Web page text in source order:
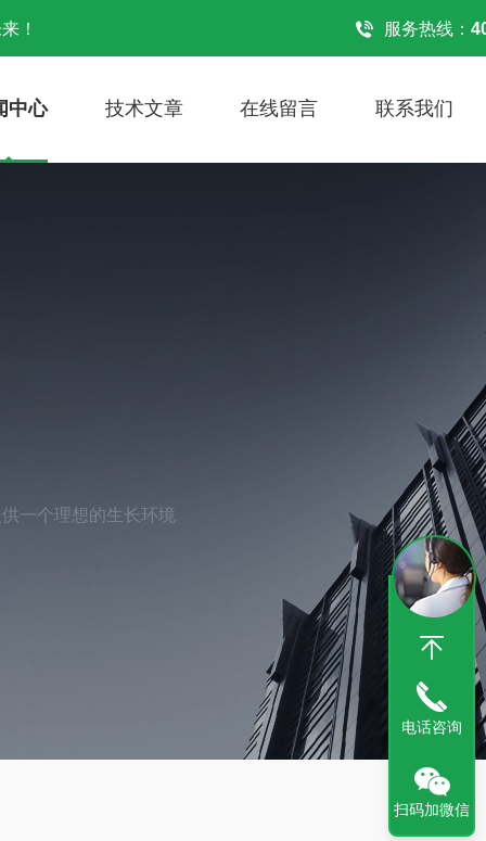
！ 服务热线：
中心 技术文章 在线留言 联系我们
一个理想的生长环境
电话咨询
扫码加微信